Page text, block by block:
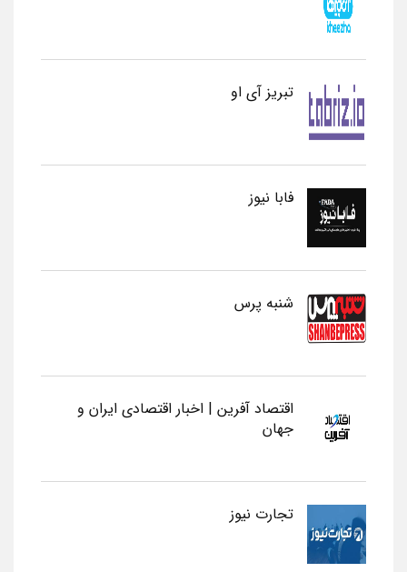
تبریز آی او
فابا نیوز
شنبه پرس
اقتصاد آفرین | اخبار اقتصادی ایران و
جهان
تجارت نیوز